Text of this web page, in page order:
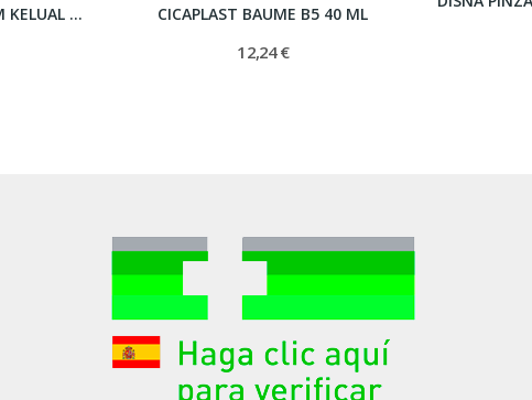
DUCRAY SQUANORM KELUAL ZINC LOCION 200 ML CICAPLAST BAUME B5 40 ML
12,24 €